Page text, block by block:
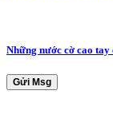
Những nước cờ cao
Gửi Msg